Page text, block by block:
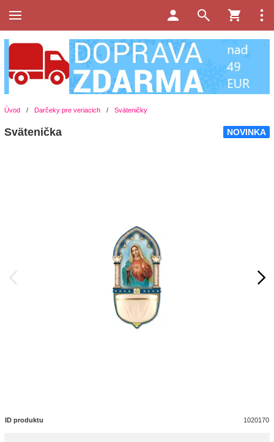
Úvod / Darčeky pre veriacich / Sväteničky
NOVINKA
Svätenička
ID produktu 1020170